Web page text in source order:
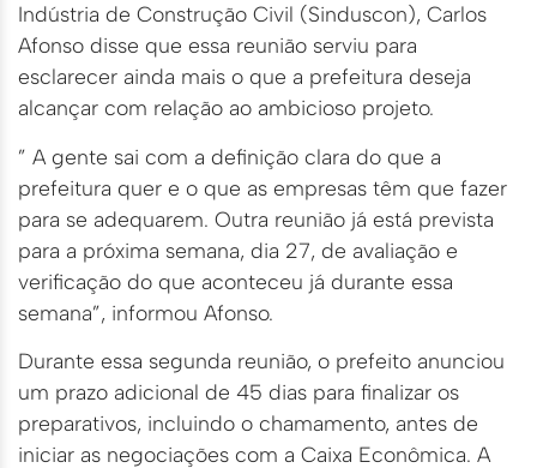
Indústria de Construção Civil (Sinduscon), Carlos
Afonso disse que essa reunião serviu para
esclarecer ainda mais o que a prefeitura deseja
alcançar com relação ao ambicioso projeto.
” A gente sai com a definição clara do que a
prefeitura quer e o que as empresas têm que fazer
para se adequarem. Outra reunião já está prevista
para a próxima semana, dia 27, de avaliação e
verificação do que aconteceu já durante essa
semana”, informou Afonso.
Durante essa segunda reunião, o prefeito anunciou
um prazo adicional de 45 dias para finalizar os
preparativos, incluindo o chamamento, antes de
iniciar as negociações com a Caixa Econômica. A